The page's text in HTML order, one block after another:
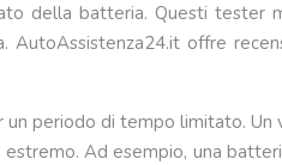
della batteria. Questi tester
offre
periodo di tempo limitato.
Ad esempio, una